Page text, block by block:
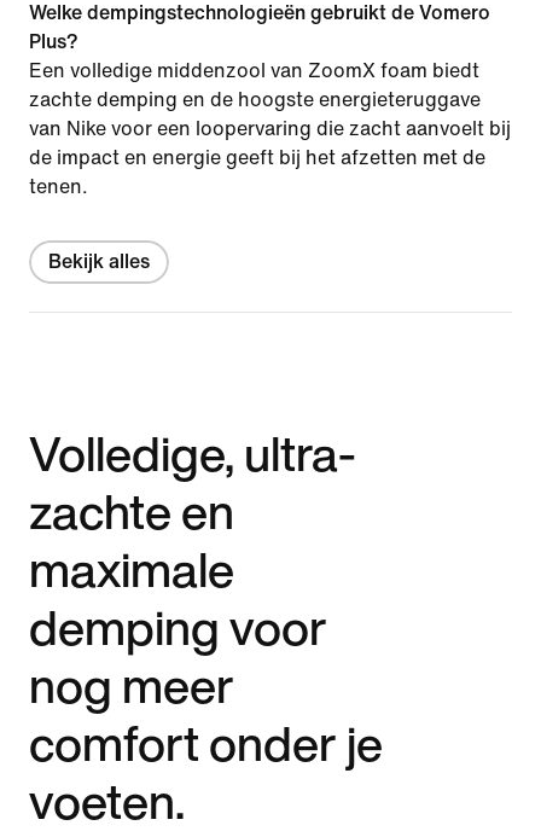
Welke dempingstechnologieën gebruikt de Vomero
Plus?
Een volledige middenzool van ZoomX foam biedt
zachte demping en de hoogste energieteruggave
van Nike voor een loopervaring die zacht aanvoelt bij
de impact en energie geeft bij het afzetten met de
tenen.
Bekijk alles
Volledige, ultra-
zachte en
maximale
demping voor
nog meer
comfort onder je
voeten.